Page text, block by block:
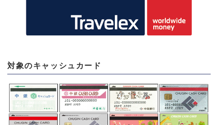
対象のキャッシュカード